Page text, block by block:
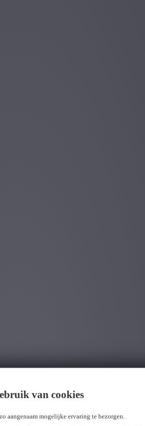
van cookies
aangenaam mogelijke ervaring te bezorgen.